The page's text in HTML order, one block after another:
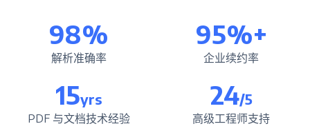
98%
解析准确率
95%+
企业续约率
15yrs
PDF 与文档技术经验
24/5
高级工程师支持